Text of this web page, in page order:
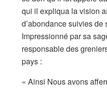
qui il expliqua la vision
d’abondance suivies
Impressionné par sa
responsable des
pays :
« Ainsi Nous avons